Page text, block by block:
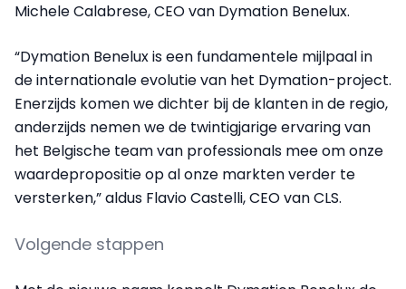
Michele Calabrese, CEO van Dymation Benelux.
“Dymation Benelux is een fundamentele mijlpaal in
de internationale evolutie van het Dymation-project.
Enerzijds komen we dichter bij de klanten in de regio,
anderzijds nemen we de twintigjarige ervaring van
het Belgische team van professionals mee om onze
waardepropositie op al onze markten verder te
versterken,” aldus Flavio Castelli, CEO van CLS.
Volgende stappen